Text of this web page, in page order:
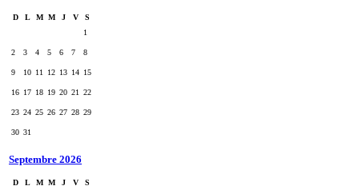
D L M M J V
S
1
2 3 4 5 6 7 8
9 10 11 12 13 14 15
16 17 18 19 20 21 22
23 24 25 26 27 28 29
30 31
Septembre 2026
D L M M J V
S